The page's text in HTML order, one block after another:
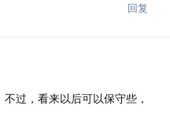
回复
过，看来以后可以保守些，